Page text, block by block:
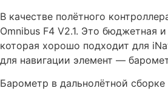
В качестве полётного
Omnibus F4 V2.1. Это бюджетная
которая хорошо подходит для
для навигации элемент —
Барометр в дальнолётной